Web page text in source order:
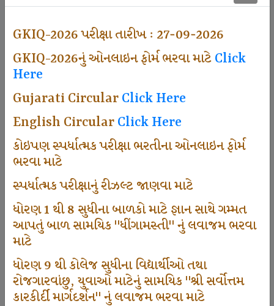
GKIQ-2026 પરીક્ષા તારીખ : 27-09-2026
GKIQ-2026નું ઓનલાઇન ફોર્મ ભરવા માટેClick
Here
Gujarati CircularClick Here
English CircularClick Here
કોઇપણ સ્પર્ધાત્મક પરીક્ષા ભરતીના ઓનલાઇન ફોર્મ
ભરવા માટે
સ્પર્ધાત્મક પરીક્ષાનું રીઝલ્ટ જાણવા માટે
ધોરણ 1 થી 8 સુધીના બાળકો માટે જ્ઞાન સાથે ગમ્મત
આપતું બાળ સામયિક "ધીંગામસ્તી" નું લવાજમ ભરવા
માટે
ધોરણ 9 થી કોલેજ સુધીના વિદ્યાર્થીઓ તથા
રોજગારવાંછુ, યુવાઓ માટેનું સામયિક "શ્રી સર્વોત્તમ
કારકીર્દી માર્ગદર્શન" નું લવાજમ ભરવા માટે
501
Dhingamasti Subscription
672
1000
Participate School In GKIQ